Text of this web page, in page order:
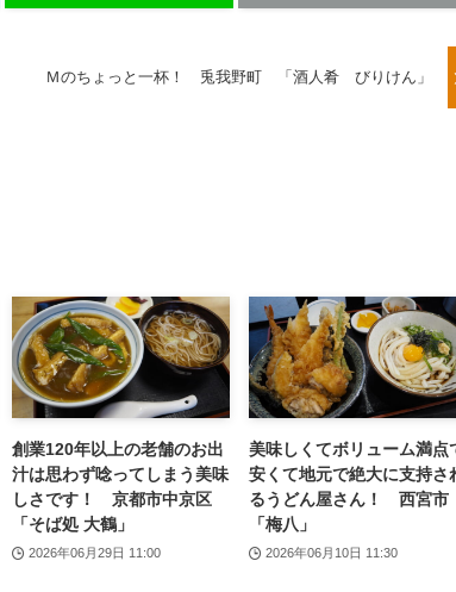
Ｍのちょっと一杯！ 兎我野町 「酒人肴 びりけん」
創業120年以上の老舗のお出
汁は思わず唸ってしまう美味
しさです！ 京都市中京区
「そば処 大鶴」
2026年06月29日 11:00
美味しくてボリューム満点
安くて地元で絶大に支持さ
るうどん屋さん！ 西宮市
「梅八」
2026年06月10日 11:30